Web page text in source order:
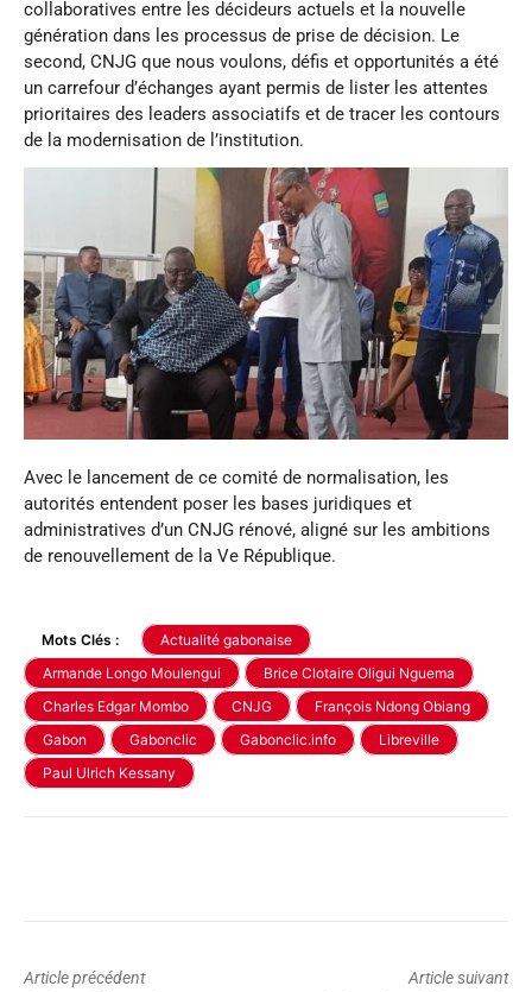
collaboratives entre les décideurs actuels et la nouvelle
génération dans les processus de prise de décision. Le
second, CNJG que nous voulons, défis et opportunités a été
un carrefour d’échanges ayant permis de lister les attentes
prioritaires des leaders associatifs et de tracer les contours
de la modernisation de l’institution.
Avec le lancement de ce comité de normalisation, les
autorités entendent poser les bases juridiques et
administratives d’un CNJG rénové, aligné sur les ambitions
de renouvellement de la Ve République.
Mots Clés :
Actualité gabonaise
Armande Longo Moulengui
Brice Clotaire Oligui Nguema
Charles Edgar Mombo
CNJG
François Ndong Obiang
Gabon
Gabonclic Gabonclic.info
Libreville
Paul Ulrich Kessany
Article précédent Article suivant